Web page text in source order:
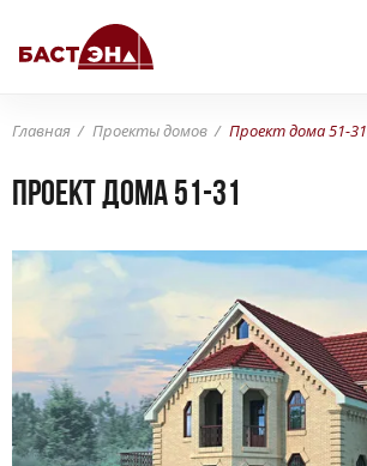
Главная Проекты домов Проект дома 51-31
Проект дома 51-31